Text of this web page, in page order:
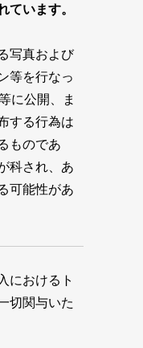
ています。
写真および
等を行なっ
に公開、ま
する行為は
ものであ
科され、あ
可能性があ
におけるト
切関与いた